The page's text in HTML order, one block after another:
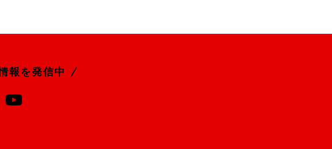
報を発信中